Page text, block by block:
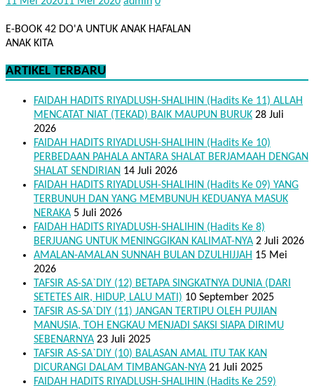
E-BOOK 42 DO'A UNTUK ANAK HAFALAN
ANAK KITA
ARTIKEL TERBARU
FAIDAH HADITS RIYADLUSH-SHALIHIN (Hadits Ke 11) ALLAH
MENCATAT NIAT (TEKAD) BAIK MAUPUN BURUK 28 Juli
2026
FAIDAH HADITS RIYADLUSH-SHALIHIN (Hadits Ke 10)
PERBEDAAN PAHALA ANTARA SHALAT BERJAMAAH DENGAN
SHALAT SENDIRIAN 14 Juli 2026
FAIDAH HADITS RIYADLUSH-SHALIHIN (Hadits Ke 09) YANG
TERBUNUH DAN YANG MEMBUNUH KEDUANYA MASUK
NERAKA 5 Juli 2026
FAIDAH HADITS RIYADLUSH-SHALIHIN (Hadits Ke 8)
BERJUANG UNTUK MENINGGIKAN KALIMAT-NYA 2 Juli 2026
AMALAN-AMALAN SUNNAH BULAN DZULHIJJAH 15 Mei
2026
TAFSIR AS-SA`DIY (12) BETAPA SINGKATNYA DUNIA (DARI
SETETES AIR, HIDUP, LALU MATI) 10 September 2025
TAFSIR AS-SA`DIY (11) JANGAN TERTIPU OLEH PUJIAN
MANUSIA, TOH ENGKAU MENJADI SAKSI SIAPA DIRIMU
SEBENARNYA 23 Juli 2025
TAFSIR AS-SA`DIY (10) BALASAN AMAL ITU TAK KAN
DICURANGI DALAM TIMBANGAN-NYA 21 Juli 2025
FAIDAH HADITS RIYADLUSH-SHALIHIN (Hadits Ke 259)